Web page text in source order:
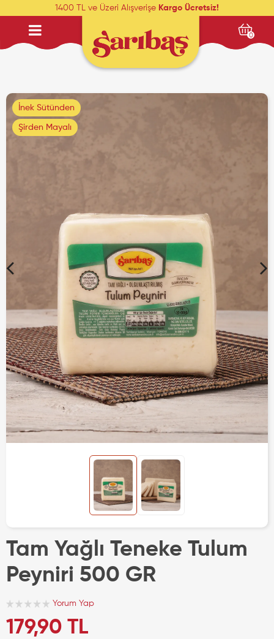
1400 TL ve Üzeri Alışverişe Kargo Ücretsiz!
0
İnek Sütünden
Şirden Mayalı
Tam Yağlı Teneke Tulum
Peyniri 500 GR
Yorum Yap
179,90 TL